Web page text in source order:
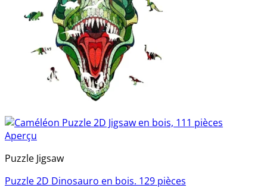
Aperçu
Puzzle Jigsaw
Puzzle 2D Dinosauro en bois. 129 pièces